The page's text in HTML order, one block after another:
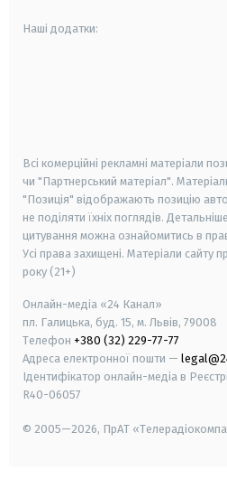
Наші додатки:
Всі комерційні рекламні матеріали
чи "Партнерський матеріал".
"Позиція" відображають позицію
не поділяти їхніх поглядів.
цитування можна ознайомитись в
Усі права захищені. Матеріали сайту
року (21+)
Онлайн-медіа «24 Канал»
пл. Галицька, буд. 15, м. Львів, 79008
Телефон +380 (32) 229-77-77
Адреса електронної пошти —
Ідентифікатор онлайн-медіа в
R40-06057
© 2005—2026, ПрАТ